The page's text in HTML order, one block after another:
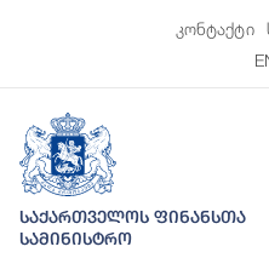
კონტაქტი
საქართველოს ფინანსთა
სამინისტრო